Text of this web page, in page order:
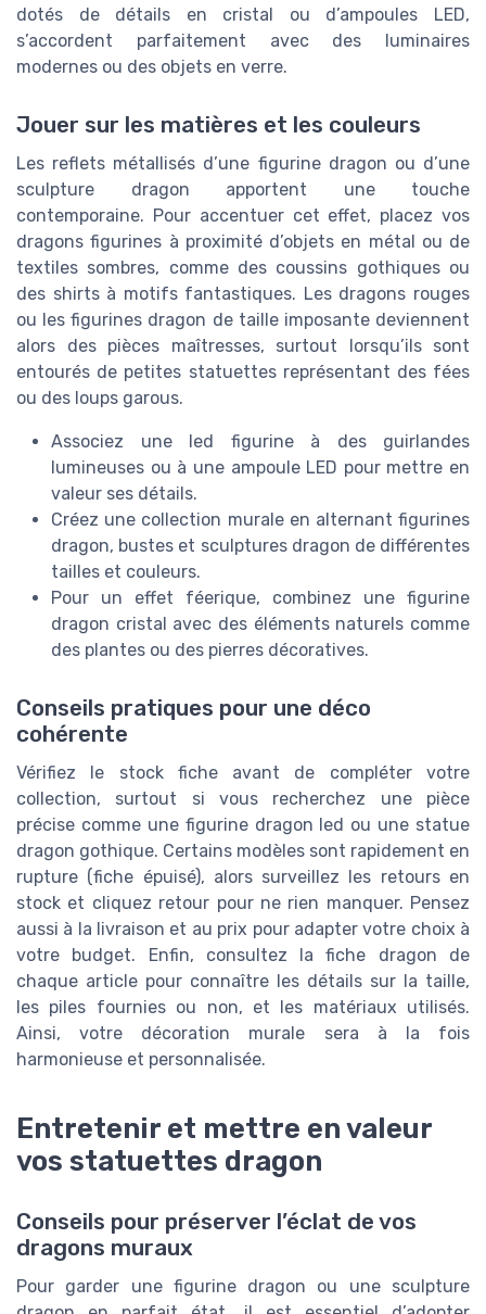
dotés de détails en cristal ou d’ampoules LED,
s’accordent parfaitement avec des luminaires
modernes ou des objets en verre.
Jouer sur les matières et les couleurs
Les reflets métallisés d’une figurine dragon ou d’une
sculpture dragon apportent une touche
contemporaine. Pour accentuer cet effet, placez vos
dragons figurines à proximité d’objets en métal ou de
textiles sombres, comme des coussins gothiques ou
des shirts à motifs fantastiques. Les dragons rouges
ou les figurines dragon de taille imposante deviennent
alors des pièces maîtresses, surtout lorsqu’ils sont
entourés de petites statuettes représentant des fées
ou des loups garous.
Associez une led figurine à des guirlandes
lumineuses ou à une ampoule LED pour mettre en
valeur ses détails.
Créez une collection murale en alternant figurines
dragon, bustes et sculptures dragon de différentes
tailles et couleurs.
Pour un effet féerique, combinez une figurine
dragon cristal avec des éléments naturels comme
des plantes ou des pierres décoratives.
Conseils pratiques pour une déco
cohérente
Vérifiez le stock fiche avant de compléter votre
collection, surtout si vous recherchez une pièce
précise comme une figurine dragon led ou une statue
dragon gothique. Certains modèles sont rapidement en
rupture (fiche épuisé), alors surveillez les retours en
stock et cliquez retour pour ne rien manquer. Pensez
aussi à la livraison et au prix pour adapter votre choix à
votre budget. Enfin, consultez la fiche dragon de
chaque article pour connaître les détails sur la taille,
les piles fournies ou non, et les matériaux utilisés.
Ainsi, votre décoration murale sera à la fois
harmonieuse et personnalisée.
Entretenir et mettre en valeur
vos statuettes dragon
Conseils pour préserver l’éclat de vos
dragons muraux
Pour garder une figurine dragon ou une sculpture